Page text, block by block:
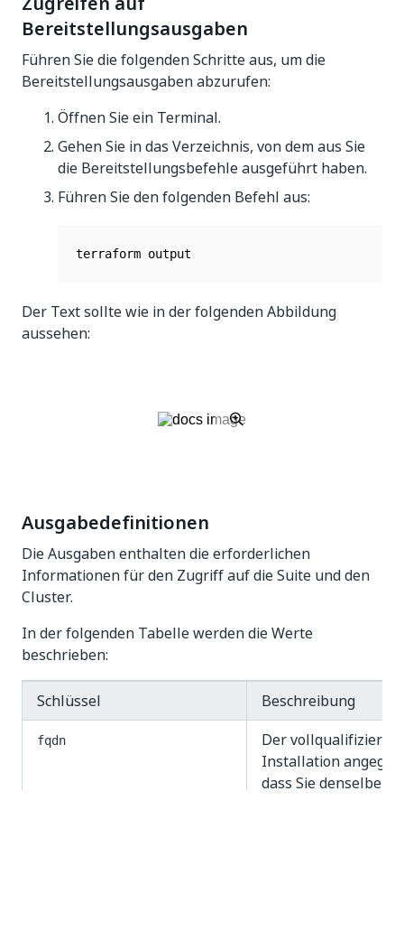
Bereitstellungsausgaben
Führen Sie die folgenden Schritte aus, um die
Bereitstellungsausgaben abzurufen:
Öffnen Sie ein Terminal.
Gehen Sie in das Verzeichnis, von dem aus Sie
die Bereitstellungsbefehle ausgeführt haben.
Führen Sie den folgenden Befehl aus:
terraform output
Der Text sollte wie in der folgenden Abbildung
aussehen:
Ausgabedefinitionen
Die Ausgaben enthalten die erforderlichen
Informationen für den Zugriff auf die Suite und den
Cluster.
In der folgenden Tabelle werden die Werte
beschrieben:
Schlüssel Beschreibung
fqdn
Der vollqualifizierte
Installation
dass Sie denselben